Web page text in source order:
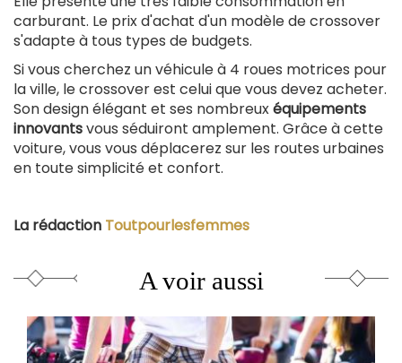
carburant. Le prix d'achat d'un modèle de crossover
s'adapte à tous types de budgets.
Si vous cherchez un véhicule à 4 roues motrices pour
la ville, le crossover est celui que vous devez acheter.
Son design élégant et ses nombreuxéquipements
innovantsvous séduiront amplement. Grâce à cette
voiture, vous vous déplacerez sur les routes urbaines
en toute simplicité et confort.
La rédaction Toutpourlesfemmes
A voir aussi